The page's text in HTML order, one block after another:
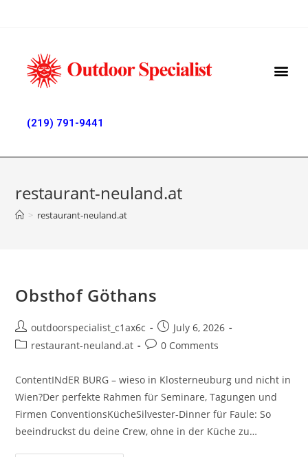
(219) 791-9441
restaurant-neuland.at
> restaurant-neuland.at
Obsthof Göthans
outdoorspecialist_c1ax6c
July 6, 2026
restaurant-neuland.at
0 Comments
ContentINdER BURG – wieso in Klosterneuburg und nicht in
Wien?Der perfekte Rahmen für Seminare, Tagungen und
Firmen ConventionsKücheSilvester-Dinner für Faule: So
beeindruckst du deine Crew, ohne in der Küche zu…